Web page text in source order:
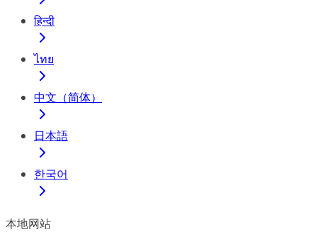
हिन्दी
ไทย
中文（简体）
日本語
한국어
本地网站